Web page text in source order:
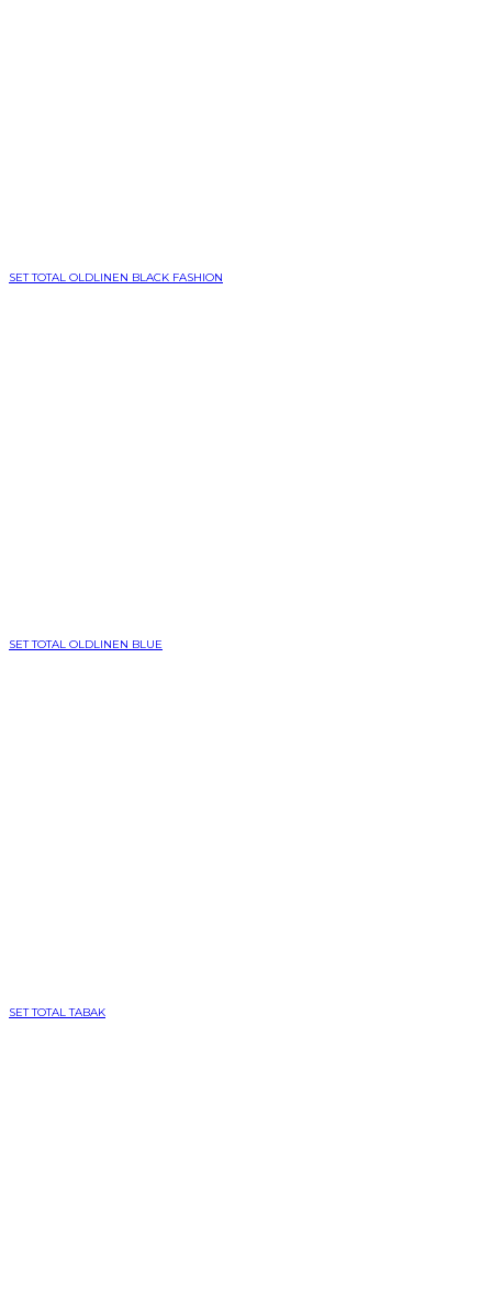
SET TOTAL OLDLINEN BLACK FASHION
SET TOTAL OLDLINEN BLUE
SET TOTAL TABAK